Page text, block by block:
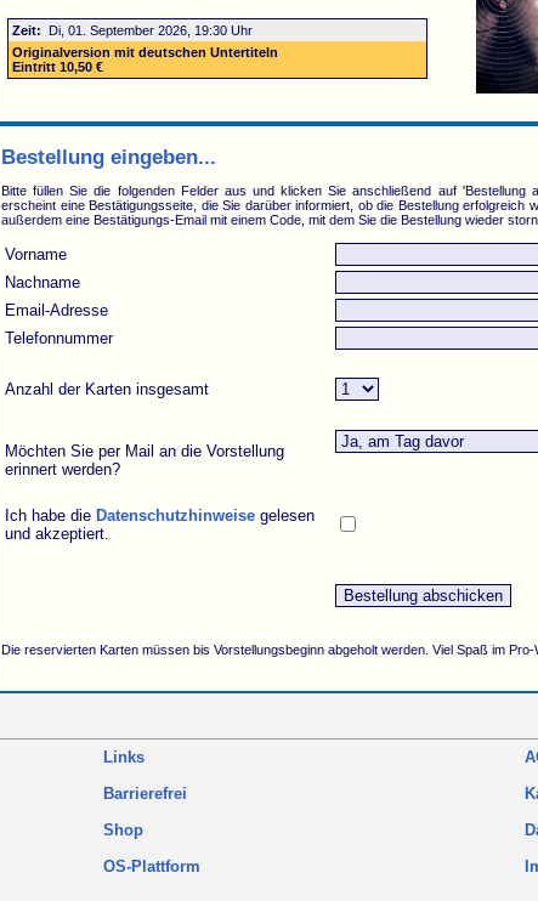
Zeit:
Di, 01. September 2026, 19:30 Uhr
Originalversion mit deutschen Untertiteln
Eintritt 10,50 €
Bestellung eingeben...
Bitte füllen Sie die folgenden Felder aus und klicken Sie anschließend auf 'Bestellung
erscheint eine Bestätigungsseite, die Sie darüber informiert, ob die Bestellung erfolgreich
außerdem eine Bestätigungs-Email mit einem Code, mit dem Sie die Bestellung wieder
Vorname
Nachname
Email-Adresse
Telefonnummer
Anzahl der Karten insgesamt
Möchten Sie per Mail an die Vorstellung
erinnert werden?
Ich habe die Datenschutzhinweise gelesen
und akzeptiert.
Die reservierten Karten müssen bis Vorstellungsbeginn abgeholt werden. Viel Spaß im Pro-
Links
Barrierefrei
Shop
OS-Plattform